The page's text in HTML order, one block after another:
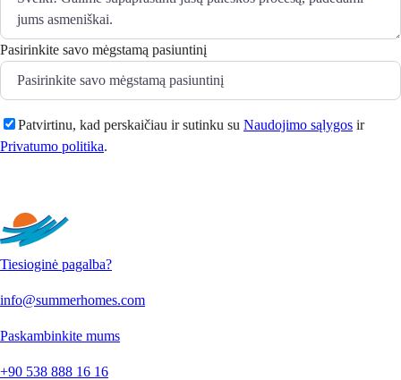
Pasirinkite savo mėgstamą pasiuntinį
Patvirtinu, kad perskaičiau ir sutinku su Naudojimo sąlygos ir
Privatumo politika.
Tiesioginė pagalba?
info@summerhomes.com
Paskambinkite mums
+90 538 888 16 16